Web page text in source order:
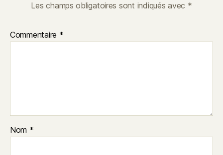
Les champs obligatoires sont indiqués avec *
Commentaire *
Nom *